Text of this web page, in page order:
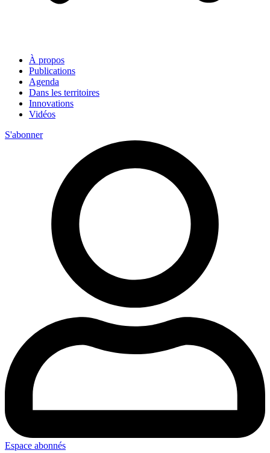
À propos
Publications
Agenda
Dans les territoires
Innovations
Vidéos
S'abonner
Espace abonnés